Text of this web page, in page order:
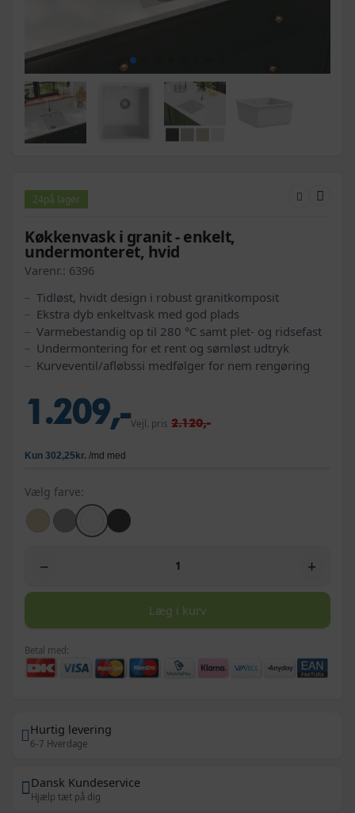
24på lager
Køkkenvask i granit - enkelt,
undermonteret, hvid
Varenr.: 6396
Tidløst, hvidt design i robust granitkomposit
Ekstra dyb enkeltvask med god plads
Varmebestandig op til 280 °C samt plet- og ridsefast
Undermontering for et rent og sømløst udtryk
Kurveventil/afløbssi medfølger for nem rengøring
1.209,-Vejl. pris 2.120,-
Vælg farve:
− +
Læg i kurv
Betal med:
Hurtig levering
6-7 Hverdage
Dansk Kundeservice
Hjælp tæt på dig